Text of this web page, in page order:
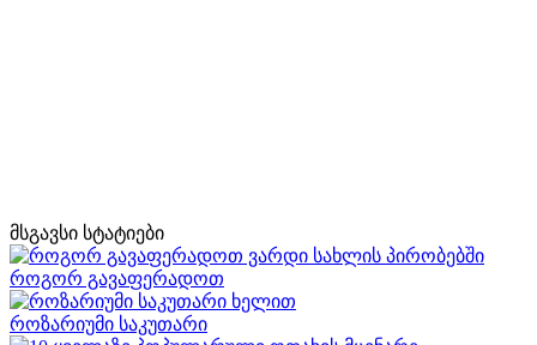
მსგავსი სტატიები
როგორ გავაფერადოთ
როზარიუმი საკუთარი